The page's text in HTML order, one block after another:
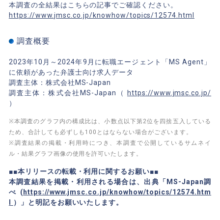
本調査の全結果はこちらの記事でご確認ください。
https://www.jmsc.co.jp/knowhow/topics/12574.html
調査概要
2023年10月～2024年9月に転職エージェント「MS Agent」
に依頼があった弁護士向け求人データ
調査主体：株式会社MS-Japan
調査主体：株式会社MS-Japan（
https://www.jmsc.co.jp/
）
※本調査のグラフ内の構成比は、小数点以下第2位を四捨五入している
ため、合計しても必ずしも100とはならない場合がございます。
※調査結果の掲載・利用時につき、本調査で公開しているサムネイ
ル・結果グラフ画像の使用を許可いたします。
■■本リリースの転載・利用に関するお願い■■
本調査結果を掲載・利用される場合は、出典「MS-Japan調
べ ( https://www.jmsc.co.jp/knowhow/topics/12574.htm
）」と明記をお願いいたします。